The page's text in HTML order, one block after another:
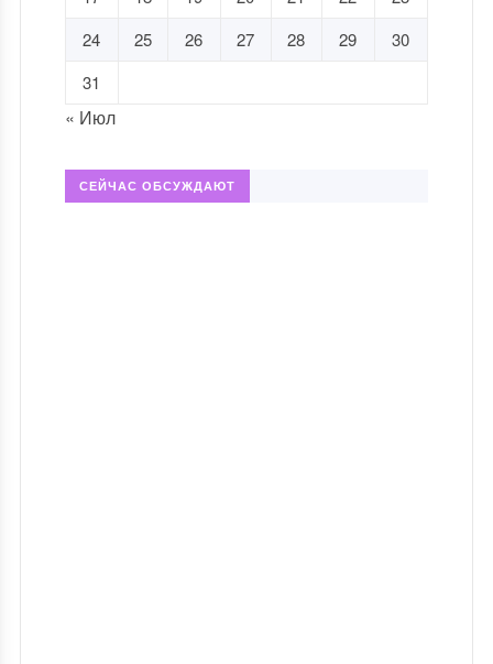
24
25 26 27 28 29
30
31
« Июл
СЕЙЧАС ОБСУЖДАЮТ